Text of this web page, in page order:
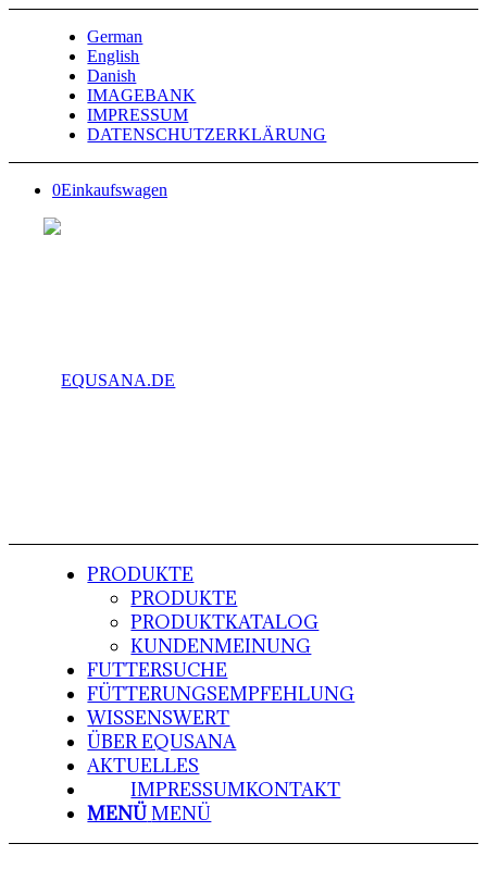
German
English
Danish
IMAGEBANK
IMPRESSUM
DATENSCHUTZERKLÄRUNG
0Einkaufswagen
PRODUKTE
PRODUKTE
PRODUKTKATALOG
KUNDENMEINUNG
FUTTERSUCHE
FÜTTERUNGSEMPFEHLUNG
WISSENSWERT
ÜBER EQUSANA
AKTUELLES
KONTAKT
IMPRESSUM
MENÜ MENÜ